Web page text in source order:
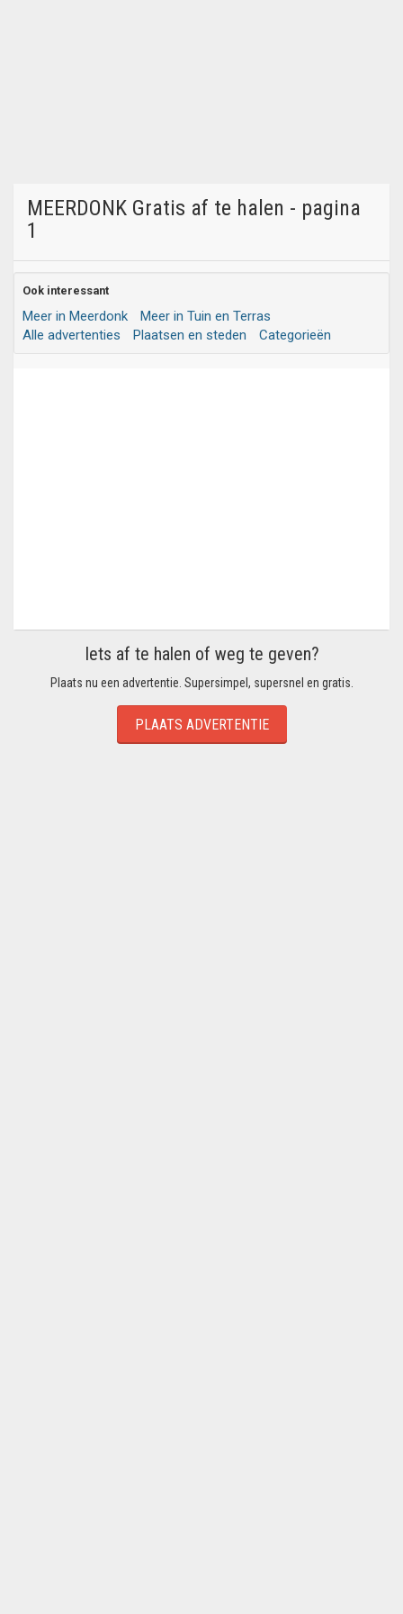
MEERDONK Gratis af te halen - pagina
1
Ook interessant
Meer in Meerdonk
Meer in Tuin en Terras
Alle advertenties
Plaatsen en steden Categorieën
Iets af te halen of weg te geven?
Plaats nu een advertentie. Supersimpel, supersnel en gratis.
PLAATS ADVERTENTIE